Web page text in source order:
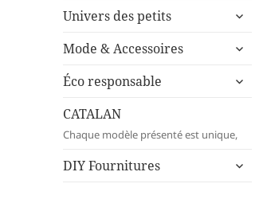
Univers des petits
ouvrir
sous-
Mode & Accessoires
ouvrir
sous-
Éco responsable
ouvrir
menu
CATALAN
Chaque modèle présenté est unique,
DIY Fournitures
ouvrir